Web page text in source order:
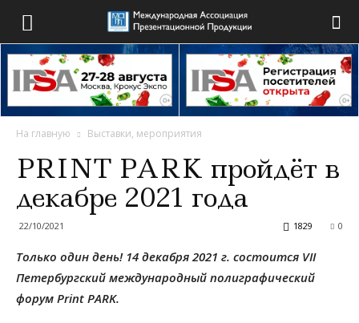
На главную Выставки, мероприятия
PRINT PARK пройдёт в
декабре 2021 года
22/10/2021 0
1829
Только один день! 14 декабря 2021 г. состоится VII
Петербургский международный полиграфический
форум Print PARK.